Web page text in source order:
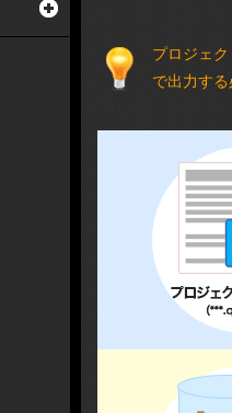
プロジェ
で出力す